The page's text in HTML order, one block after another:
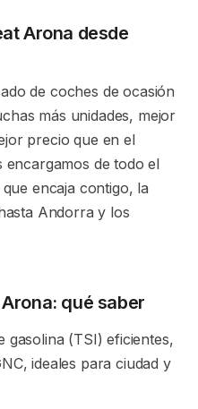
Arona desde
de coches de ocasión
más unidades, mejor
precio que en el
encargamos de todo el
encaja contigo, la
Andorra y los
qué saber
gasolina (TSI) eficientes,
ideales para ciudad y